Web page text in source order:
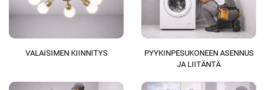
VALAISIMEN KIINNITYS
PYYKINPESUKONEEN ASENNUS
JA LIITÄNTÄ